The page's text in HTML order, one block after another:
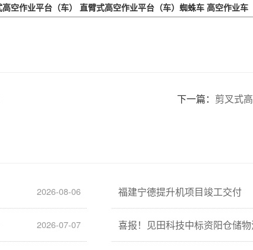
空作业平台（车） 直臂式高空作业平台（车） 蜘蛛车 高空作业车
下一篇： 剪叉式
2026-08-06 福建宁德提升机项目竣工交付
2026-07-07 喜报！见田科技中标资阳仓储